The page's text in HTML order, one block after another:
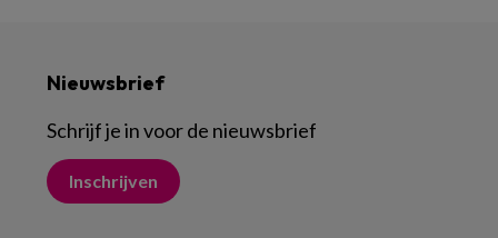
Nieuwsbrief
Schrijf je in voor de nieuwsbrief
Inschrijven